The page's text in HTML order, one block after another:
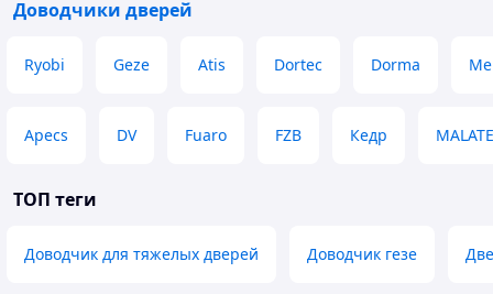
Доводчики дверей
Ryobi Geze Atis Dortec Dorma
Apecs DV Fuaro FZB Кедр
ТОП теги
Доводчик для тяжелых дверей Доводчик гезе